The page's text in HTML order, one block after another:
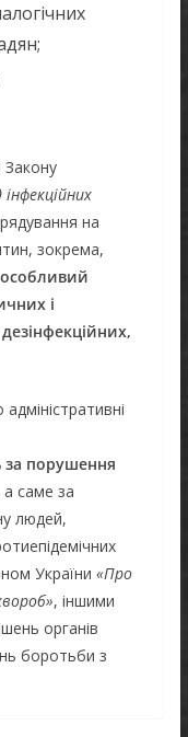
Закону
на
зокрема,
і
за порушення
а саме за
людей,
України «Про
, іншими
органів
боротьби з